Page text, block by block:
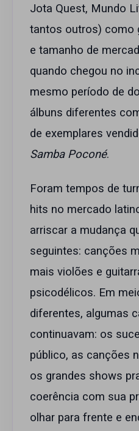
Jota Quest, Mundo
tantos outros) como
e tamanho de
quando chegou no
mesmo período de
álbuns diferentes
de exemplares
Samba Poconé.
Foram tempos de
hits no mercado
arriscar a mudança
seguintes: canções
mais violões e
psicodélicos. Em
diferentes, algumas
continuavam: os
público, as canções
os grandes shows
coerência com sua
olhar para frente e